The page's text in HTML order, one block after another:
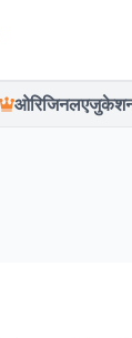
ओरिजिनल